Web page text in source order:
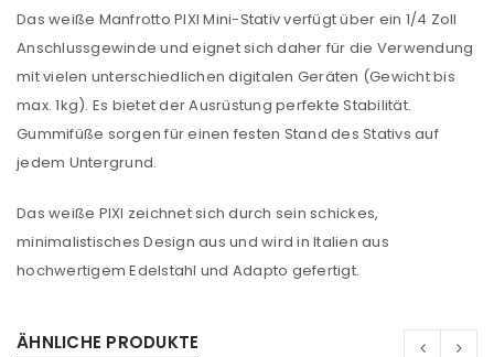
ANMELDEN
Benutzername oder E-Mail-Adresse
Das weiße Manfrotto PIXI Mini-Stativ verfügt über ein 1/4 Zoll
Anschlussgewinde und eignet sich daher für die Verwendung
mit vielen unterschiedlichen digitalen Geräten (Gewicht bis
max. 1kg). Es bietet der Ausrüstung perfekte Stabilität.
Gummifüße sorgen für einen festen Stand des Stativs auf
jedem Untergrund.
Das weiße PIXI zeichnet sich durch sein schickes,
minimalistisches Design aus und wird in Italien aus
hochwertigem Edelstahl und Adapto gefertigt.
ÄHNLICHE PRODUKTE